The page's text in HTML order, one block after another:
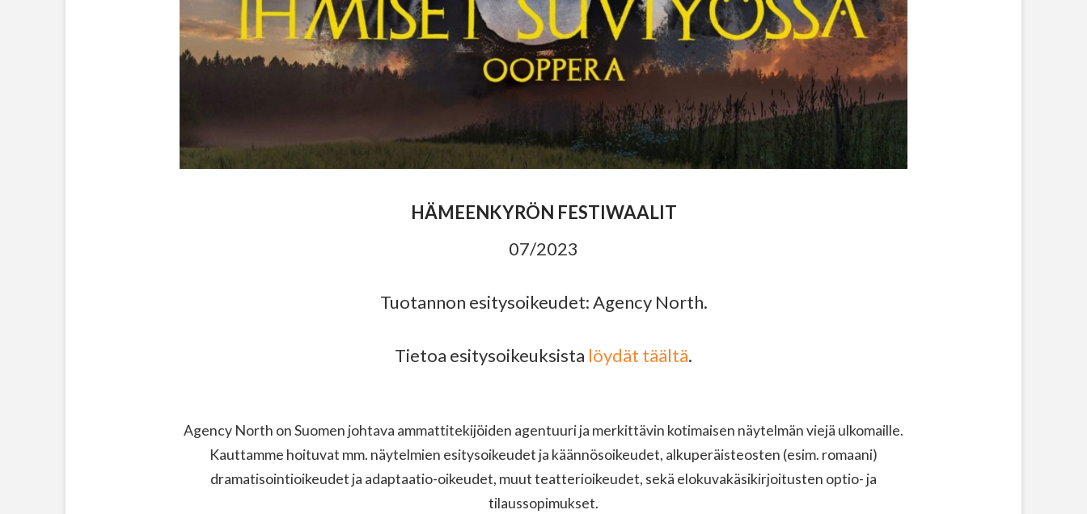
HÄMEENKYRÖN FESTIWAALIT
07/2023
Tuotannon esitysoikeudet: Agency North.
Tietoa esitysoikeuksista löydät täältä.
Agency North on Suomen johtava ammattitekijöiden agentuuri ja merkittävin kotimaisen näytelmän viejä ulkomaille.
Kauttamme hoituvat mm. näytelmien esitysoikeudet ja käännösoikeudet, alkuperäisteosten (esim. romaani)
dramatisointioikeudet ja adaptaatio-oikeudet, muut teatterioikeudet, sekä elokuvakäsikirjoitusten optio- ja
tilaussopimukset.